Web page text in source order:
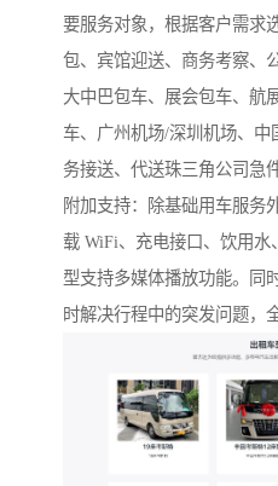
要服务对象，根据客户需求
包、宾馆迎送、商务考察、
大中巴包车、展会包车、航
车、广州机场/深圳机场、
务接送、代送珠三角公司急
附加支持：除基础用车服务
载 WiFi、充电接口、饮用
型支持多媒体播放功能。同
时解决行程中的突发问题，